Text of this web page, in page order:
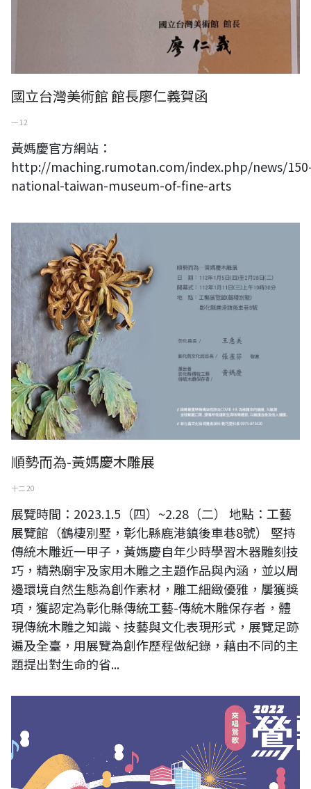
國立台灣美術館 館長廖仁義賀函
一 12
黃媽慶官方網站：
http://maching.rumotan.com/index.php/news/
national-taiwan-museum-of-fine-arts
順勢而為-黃媽慶木雕展
順勢而為-黃媽慶木雕展
十二 20
展覽時間：2023.1.5（四）~2.28（二） 地點：工藝
展覽館（鶴棲別墅，彰化縣鹿港鎮後車巷8號） 堅持
傳統木雕近一甲子，黃媽慶自年少時學習木器雕刻技
巧，精熟廟宇及家用木雕之主題作品與內涵，並以周
邊環境自然生態為創作素材，雕工細緻優雅，屢獲獎
項，獲認定為彰化縣傳統工藝-傳統木雕保存者，體
現傳統木雕之知識、技藝與文化表現形式，展覽足跡
遍及全臺，用展覽為創作歷程做紀錄，藉由不同的主
題提出對生命的省...